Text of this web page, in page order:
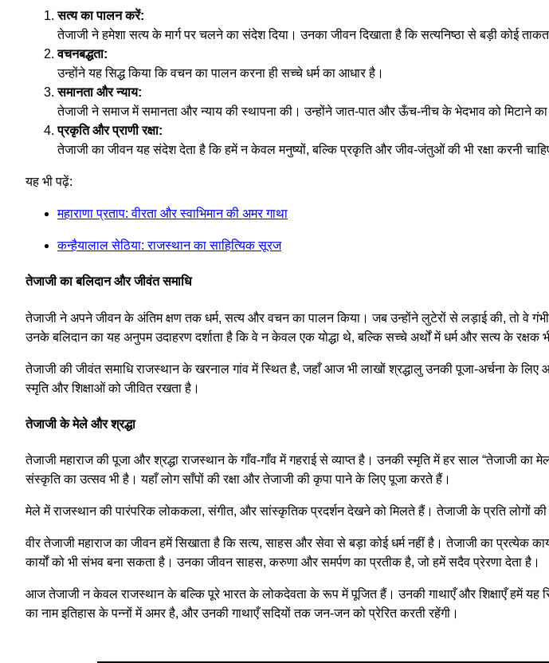
सत्य का पालन करें:
तेजाजी ने हमेशा सत्य के मार्ग पर चलने का संदेश दिया। उनका जीवन दिखाता है कि सत्यनिष्ठा से बड़ी कोई ताकत
वचनबद्धता:
उन्होंने यह सिद्ध किया कि वचन का पालन करना ही सच्चे धर्म का आधार है।
समानता और न्याय:
तेजाजी ने समाज में समानता और न्याय की स्थापना की। उन्होंने जात-पात और ऊँच-नीच के भेदभाव को मिटाने का
प्रकृति और प्राणी रक्षा:
तेजाजी का जीवन यह संदेश देता है कि हमें न केवल मनुष्यों, बल्कि प्रकृति और जीव-जंतुओं की भी रक्षा करनी
यह भी पढ़ें:
महाराणा प्रताप: वीरता और स्वाभिमान की अमर गाथा
कन्हैयालाल सेठिया: राजस्थान का साहित्यिक सूरज
तेजाजी का बलिदान और जीवंत समाधि
तेजाजी ने अपने जीवन के अंतिम क्षण तक धर्म, सत्य और वचन का पालन किया। जब उन्होंने लुटेरों से लड़ाई की, तो वे
उनके बलिदान का यह अनुपम उदाहरण दर्शाता है कि वे न केवल एक योद्धा थे, बल्कि सच्चे अर्थों में धर्म और सत्य के रक्षक
तेजाजी की जीवंत समाधि राजस्थान के खरनाल गांव में स्थित है, जहाँ आज भी लाखों श्रद्धालु उनकी पूजा-अर्चना के
स्मृति और शिक्षाओं को जीवित रखता है।
तेजाजी के मेले और श्रद्धा
तेजाजी महाराज की पूजा और श्रद्धा राजस्थान के गाँव-गाँव में गहराई से व्याप्त है। उनकी स्मृति में हर साल “तेजाजी
संस्कृति का उत्सव भी है। यहाँ लोग साँपों की रक्षा और तेजाजी की कृपा पाने के लिए पूजा करते हैं।
मेले में राजस्थान की पारंपरिक लोककला, संगीत, और सांस्कृतिक प्रदर्शन देखने को मिलते हैं। तेजाजी के प्रति लोगों की
वीर तेजाजी महाराज का जीवन हमें सिखाता है कि सत्य, साहस और सेवा से बड़ा कोई धर्म नहीं है। तेजाजी का प्रत्येक
कार्यों को भी संभव बना सकता है। उनका जीवन साहस, करुणा और समर्पण का प्रतीक है, जो हमें सदैव प्रेरणा देता है।
आज तेजाजी न केवल राजस्थान के बल्कि पूरे भारत के लोकदेवता के रूप में पूजित हैं। उनकी गाथाएँ और शिक्षाएँ हमें यह
का नाम इतिहास के पन्नों में अमर है, और उनकी गाथाएँ सदियों तक जन-जन को प्रेरित करती रहेंगी।